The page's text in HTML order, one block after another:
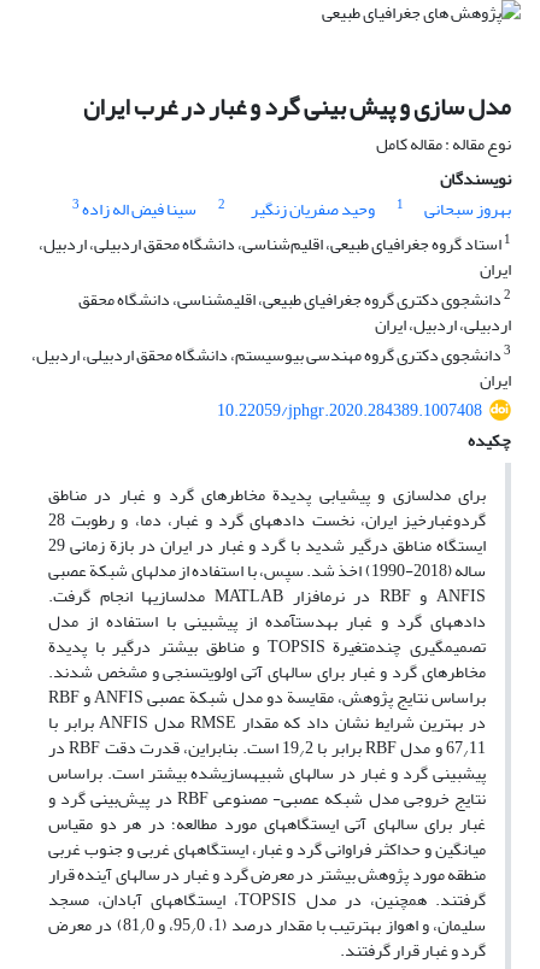
مدل‏ سازی و پیش ‏بینی گرد و غبار در غرب ایران
نوع مقاله : مقاله کامل
نویسندگان
بهروز سبحانی
1 وحید صفریان زنگیر 2 سینا فیض اله زاده3
1استاد گروه جغرافیای طبیعی، اقلیم‌شناسی، دانشگاه محقق اردبیلی، اردبیل،
ایران
2دانشجوی دکتری گروه جغرافیای طبیعی، اقلیم‏شناسی، دانشگاه محقق
اردبیلی، اردبیل، ایران
3دانشجوی دکتری گروه مهندسی بیوسیستم، دانشگاه محقق اردبیلی، اردبیل،
ایران
10.22059/jphgr.2020.284389.1007408
چکیده
برای مدل‏سازی و پیش‏یابی پدیدة مخاطره‏ای گرد و غبار در مناطق
گردوغبارخیز ایران، نخست داده‏های گرد و غبار، دما، و رطوبت 28
ایستگاه مناطق درگیر شدید با گرد و غبار در ایران در بازة زمانی 29
ساله (2018-1990) اخذ شد. سپس، با استفاده از مدل‏های شبکة عصبی
ANFIS و RBF در نرم‏افزار MATLAB مدل‏سازی‏ها انجام گرفت.
داده‏های گرد و غبار به‏دست‏آمده از پیش‏بینی با استفاده از مدل
تصمیم‏گیری چندمتغیرة TOPSIS و مناطق بیشتر درگیر با پدیدة
مخاطره‏ای گرد و غبار برای سال‏های آتی اولویت‏سنجی و مشخص شدند.
براساس نتایج پژوهش، مقایسة دو مدل شبکة عصبی ANFIS و RBF
در بهترین شرایط نشان داد که مقدار RMSE مدل ANFIS برابر با
67/11 و مدل RBF برابر با 19 / 2 است. بنابراین، قدرت دقت RBF در
پیش‏بینی گرد و غبار در سال‏های شبیه‏سازی‏شده بیشتر است. براساس
نتایج خروجی مدل شبکه عصبی- مصنوعی RBF در پیش‌بینی گرد و
غبار برای سال‏های آتی ایستگاه­های مورد مطالعه؛ در هر دو مقیاس
میانگین و حداکثر فراوانی گرد و غبار، ایستگاه‏های غربی و جنوب غربی
منطقه مورد پژوهش بیشتر در معرض گرد و غبار در سال­های آینده قرار
گرفتند. همچنین، در مدل TOPSIS، ایستگاه‏های آبادان، مسجد
سلیمان، و اهواز به‏ترتیب با مقدار درصد (1، 95 /0، و 81 / 0) در معرض
گرد و غبار قرار گرفتند.